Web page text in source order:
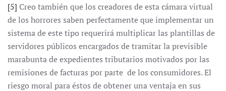
[5] Creo también que los creadores de esta cámara virtual
de los horrores saben perfectamente que implementar un
sistema de este tipo requerirá multiplicar las plantillas de
servidores públicos encargados de tramitar la previsible
marabunta de expedientes tributarios motivados por las
remisiones de facturas por parte de los consumidores. El
riesgo moral para éstos de obtener una ventaja en sus